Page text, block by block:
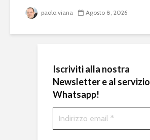
paolo.viana Agosto 8, 2026
Iscriviti alla nostra
Newsletter e al servizio
Whatsapp!